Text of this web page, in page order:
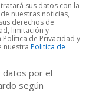
sus datos con la
nuestras noticias,
derechos de
limitación y
de Privacidad y
nuestraPolitica de
datos por el
según